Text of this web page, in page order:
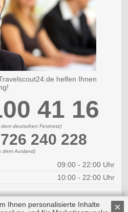
helfen Ihnen
41 16
deutschen Festnetz)
240 228
dem Ausland)
09:00 - 22:00 Uhr
10:00 - 22:00 Uhr
×
Ihnen personalisierte Inhalte